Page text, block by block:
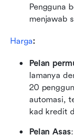
Pengguna
menjawab
Harga:
Pelan
lamanya
20
automasi,
kad kredit
Pelan Asas